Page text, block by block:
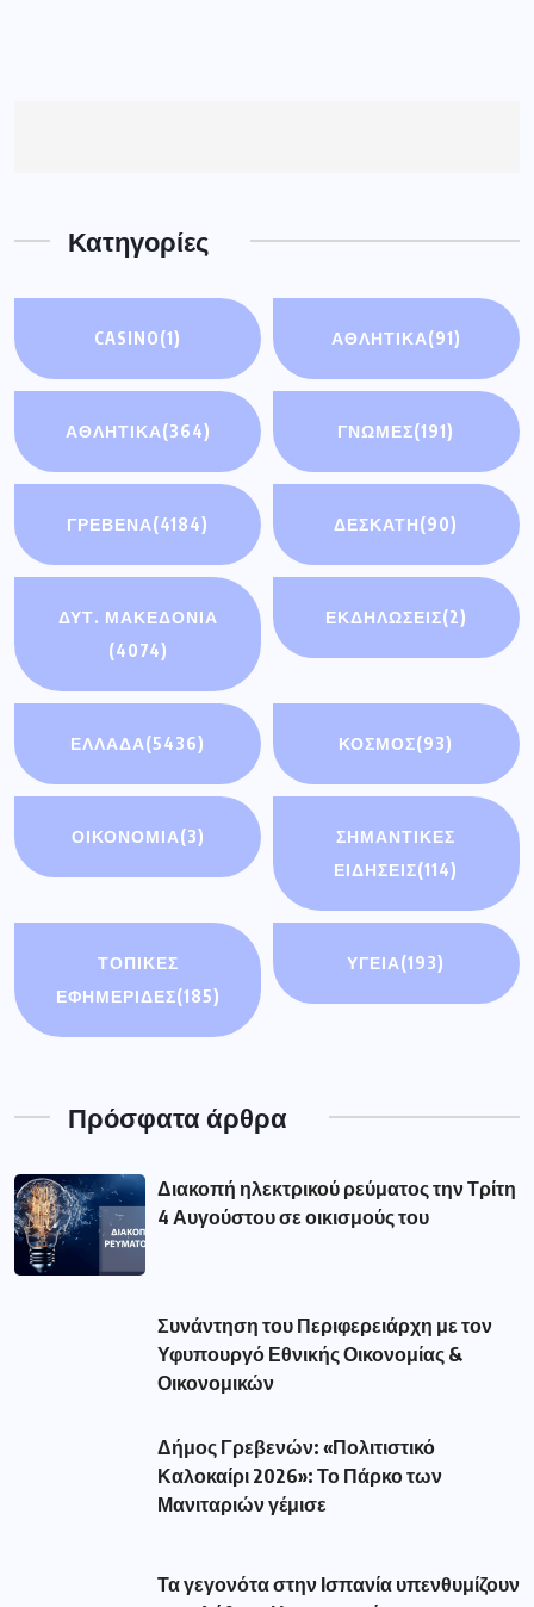
Κατηγορίες
CASINO(1) ΑΘΛΗΤΙΚΆ(91)
ΑΘΛΗΤΙΚΑ(364) ΓΝΩΜΕΣ(191)
ΓΡΕΒΕΝΑ(4184) ΔΕΣΚΑΤΗ(90)
ΔΥΤ. ΜΑΚΕΔΟΝΙΑ
(4074)
ΕΚΔΗΛΩΣΕΙΣ(2)
ΕΛΛΑΔΑ(5436) ΚΟΣΜΟΣ(93)
ΟΙΚΟΝΟΜΊΑ(3)
ΣΗΜΑΝΤΙΚΈΣ
ΕΙΔΉΣΕΙΣ(114)
ΤΟΠΙΚΕΣ
ΕΦΗΜΕΡΙΔΕΣ(185)
ΥΓΕΙΑ(193)
Πρόσφατα άρθρα
Διακοπή ηλεκτρικού ρεύματος την Τρίτη
4 Αυγούστου σε οικισμούς του
Συνάντηση του Περιφερειάρχη με τον
Υφυπουργό Εθνικής Οικονομίας &
Οικονομικών
Δήμος Γρεβενών: «Πολιτιστικό
Καλοκαίρι 2026»: Το Πάρκο των
Μανιταριών γέμισε
Τα γεγονότα στην Ισπανία υπενθυμίζουν